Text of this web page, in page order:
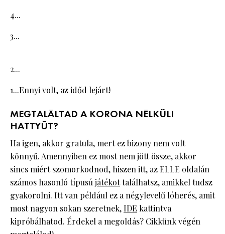
4...
3...
2...
1...Ennyi volt, az időd lejárt!
MEGTALÁLTAD A KORONA NÉLKÜLI
HATTYÚT?
Ha igen, akkor gratula, mert ez bizony nem volt
könnyű. Amennyiben ez most nem jött össze, akkor
sincs miért szomorkodnod, hiszen itt, az ELLE oldalán
számos hasonló típusújátékottalálhatsz, amikkel tudsz
gyakorolni. Itt van például ez a négylevelű lóherés, amit
most nagyon sokan szeretnek,IDE kattintva
kipróbálhatod. Érdekel a megoldás? Cikkünk végén